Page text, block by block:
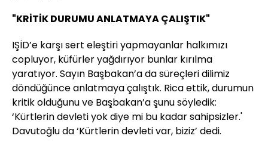
"KRİTİK DURUMU ANLATMAYA ÇALIŞTIK"
IŞİD’e karşı sert eleştiri yapmayanlar halkımızı
copluyor, küfürler yağdırıyor bunlar kırılma
yaratıyor. Sayın Başbakan’a da süreçleri dilimiz
döndüğünce anlatmaya çalıştık. Rica ettik, durumun
kritik olduğunu ve Başbakan’a şunu söyledik:
‘Kürtlerin devleti yok diye mi bu kadar sahipsizler.'
Davutoğlu da ‘Kürtlerin devleti var, biziz’ dedi.